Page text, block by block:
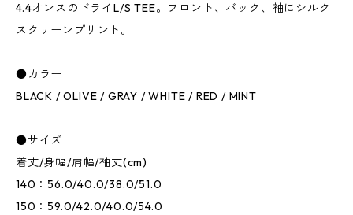
4.4オンスのドライL/S TEE。フロント、バック、袖にシルク
スクリーンプリント。
●カラー
BLACK / OLIVE / GRAY / WHITE / RED / MINT
●サイズ
着丈/身幅/肩幅/袖丈(cm)
140：56.0/40.0/38.0/51.0
150：59.0/42.0/40.0/54.0